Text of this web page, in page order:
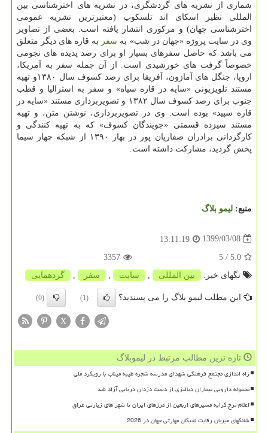
شماری از نشریه های گردشگری، در نشریه های اخترشناسی بین
المللی نظیر اسکای اند تلسکوپ (معتبرترین نشریه عمومی
اخترشناسی جهان) و مرکوری انتشار یافته است. بعضی از تصاویر
وی در سایت پروژه «جهان در شب» به سفر به قاره های دیگر متعلق
می باشد که حاصل سفرهای بسیار او برای رصد پدیده های نجومی
خصوصاً گرفت های خورشیدی است. از آن جمله سفر به آمریکا،
اروپا، جنگل های آمازون، آفریقا برای رصد کسوف سال ۱۳۸۰و تهیه
مستند تلویزیونی «سایه در قاره سیاه» و سفر به استرالیا و قطب
جنوب برای رصد کسوف سال ۱۳۸۲ و تصویربرداری مستند «سایه در
قاره سپید» بوده است. وی در تصویربرداری، نوشتن متن، و تهیه
مستند سیزده قسمتی «جویندگان کسوف» که به تهیه کنندگی و
کارگردانی برادران صفاریان پور در بهار ۱۳۹۰ از شبکه چهار سیما
پخش گردید، مشارکت داشته است.
منبع: لیمو بلاگ
1399/03/08
13:11:19
5.0
/ 5
3357
تگهای خبر:
بین المللی سایت سفر گردهمایی
این مطلب لیمو بلاگ را می پسندید؟ (1)
(0)
X
تازه ترین مطالب مرتبط در لیموبلاگ
راه اندازی مجتمع فرهنگی شهدای مدرسه شجره طیبه میناب با رویکرد ملی
محموله دارویی بیماران دیالیزی از دست دزدان دریایی آزاد شد
اعلام نرخ کرایه مسیرهای اربعین از مرزهای ایران تا شهر های زیارتی عراق
شانگهای میزبان رقابت نخبگان مهارتی جهان در 2026